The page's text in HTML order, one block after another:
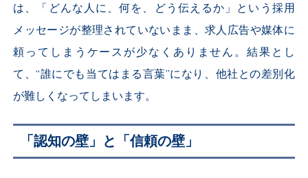
は、「どんな人に、何を、どう伝えるか」という採用
メッセージが整理されていないまま、求人広告や媒体に
頼ってしまうケースが少なくありません。結果とし
て、“誰にでも当てはまる言葉”になり、他社との差別化
が難しくなってしまいます。
「認知の壁」と「信頼の壁」